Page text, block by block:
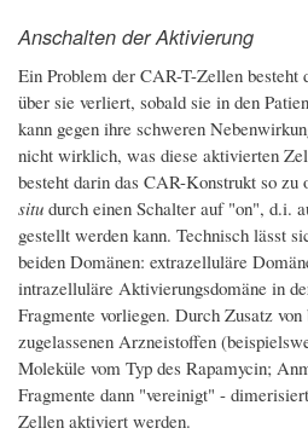
Anschalten der Aktivierung
Ein Problem der CAR-T-Zellen besteht
über sie verliert, sobald sie in den
kann gegen ihre schweren
nicht wirklich, was diese aktivierten
besteht darin das CAR-Konstrukt so zu
situ durch einen Schalter auf "on", d.i.
gestellt werden kann. Technisch lässt
beiden Domänen: extrazelluläre
intrazelluläre Aktivierungsdomäne in
Fragmente vorliegen. Durch Zusatz
zugelassenen Arzneistoffen
Moleküle vom Typ des Rapamycin;
Fragmente dann "vereinigt" -
Zellen aktiviert werden.